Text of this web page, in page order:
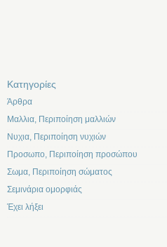
Kατηγορίες
Άρθρα
Μαλλια, Περιποίηση μαλλιών
Νυχια, Περιποίηση νυχιών
Προσωπο, Περιποίηση προσώπου
Σωμα, Περιποίηση σώματος
Σεμινάρια ομορφιάς
Έχει λήξει